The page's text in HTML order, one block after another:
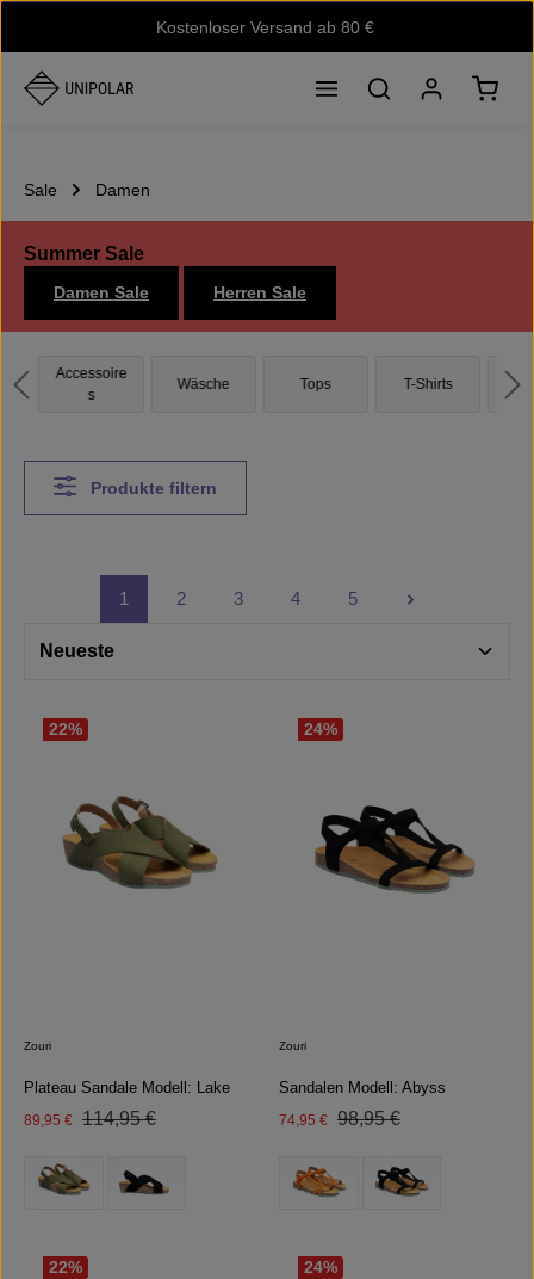
Zum Hauptinhalt springen
Kostenloser Versand ab 80 €
Sale Damen
Summer Sale
Damen Sale Herren Sale
Accessoire
s
Wäsche Tops T-Shirts
Produkte filtern
Seite
1
Seite
2
Seite
3
Seite
4
Seite
5
22%
Zouri
Plateau Sandale Modell: Lake
Verkaufspreis:
89,95 € Regulärer Preis:
114,95 €
Farbeauswählen
24%
Zouri
Sandalen Modell: Abyss
Verkaufspreis:
74,95 € Regulärer Preis:
98,95 €
Farbe auswählen
(Diese Option ist zurzeit nicht
22% 24%